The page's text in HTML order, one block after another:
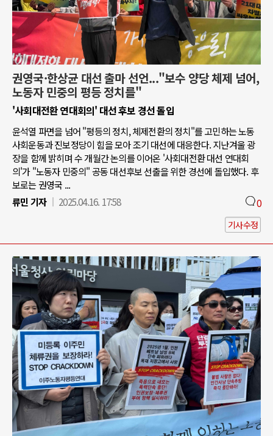
권영국·한상균 대선 출마 선언..."보수 양당 체제 넘어,
노동자 민중의 평등 정치를"
'사회대전환 연대회의' 대선 후보 경선 돌입
윤석열 파면을 넘어 "평등의 정치, 체제전환의 정치"를 고민하는 노동
사회운동과 진보정당이 힘을 모아 조기 대선에 대응한다. 지난겨울 광
장을 함께 밝히며 수 개월간 논의를 이어온 '사회대전환 대선 연대회
의'가 "노동자 민중의" 공동 대선후보 선출을 위한 경선에 돌입했다. 후
보로는 권영국 ...
류민 기자
2025.04.16. 17:58 0
기사수정